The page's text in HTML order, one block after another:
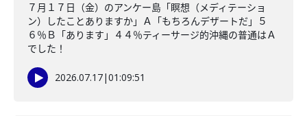
７月１７日（金）のアンケー島「瞑想（メディテーショ
ン）したことありますか」Ａ「もちろんデザートだ」５
６％Ｂ「あります」４４％ティーサージ的沖縄の普通はＡ
でした！
2026.07.17|01:09:51